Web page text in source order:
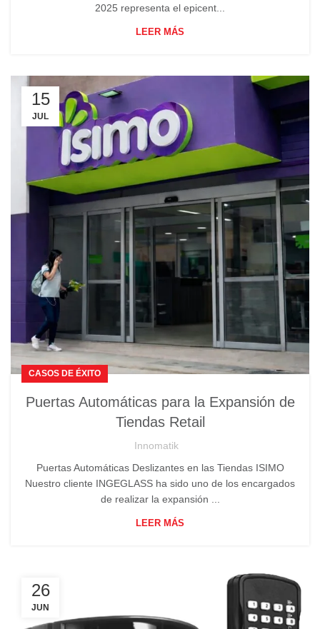
2025 representa el epicent...
LEER MÁS
15
JUL
CASOS DE ÉXITO
Puertas Automáticas para la Expansión de
Tiendas Retail
Innomatik
Puertas Automáticas Deslizantes en las Tiendas ISIMO
Nuestro cliente INGEGLASS ha sido uno de los encargados
de realizar la expansión ...
LEER MÁS
26
JUN